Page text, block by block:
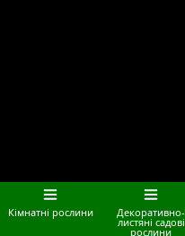
Кімнатні рослини Декоративно-
листяні садові
рослини